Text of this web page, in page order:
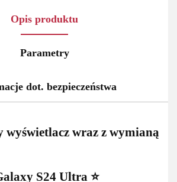
Opis produktu
Parametry
dot. bezpieczeństwa
wyświetlacz wraz z wymianą
S24 Ultra ⭐